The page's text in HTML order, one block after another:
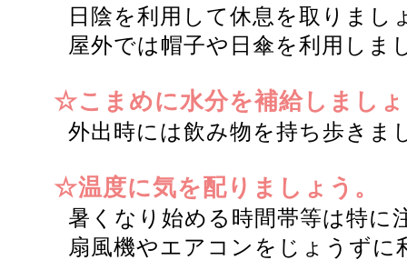
日陰を利用して休息を取りまし
屋外では帽子や日傘を利用しま
☆こまめに水分を補給しまし
外出時には飲み物を持ち歩きま
☆温度に気を配りましょう。
暑くなり始める時間帯等は特に
扇風機やエアコンをじょうずに